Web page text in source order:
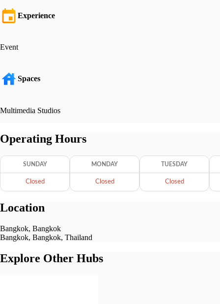
Experience
Event
Spaces
Multimedia Studios
Operating Hours
SUNDAY
Closed
MONDAY
Closed
TUESDAY
Closed
Location
Bangkok, Bangkok
Bangkok, Bangkok, Thailand
Explore Other Hubs